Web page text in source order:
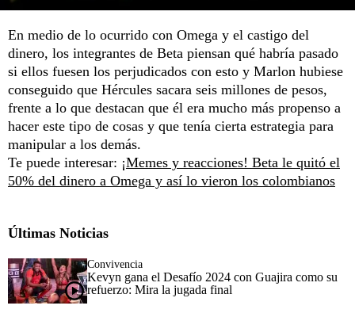
En medio de lo ocurrido con Omega y el castigo del
dinero, los integrantes de Beta piensan qué habría pasado
si ellos fuesen los perjudicados con esto y Marlon hubiese
conseguido que Hércules sacara seis millones de pesos,
frente a lo que destacan que él era mucho más propenso a
hacer este tipo de cosas y que tenía cierta estrategia para
manipular a los demás.
Te puede interesar: ¡Memes y reacciones! Beta le quitó el
50% del dinero a Omega y así lo vieron los colombianos
Últimas Noticias
Convivencia
Kevyn gana el Desafío 2024 con Guajira como su
refuerzo: Mira la jugada final